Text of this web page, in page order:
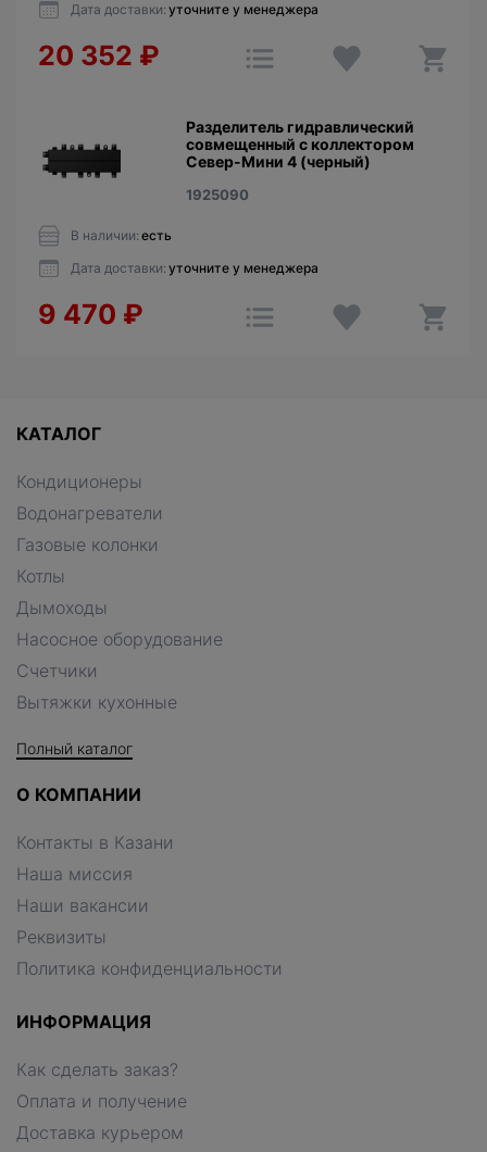
Дата доставки: уточните у менеджера
20 352 ₽
Разделитель гидравлический
совмещенный с коллектором
Север-Мини 4 (черный)
1925090
В наличии: есть
Дата доставки: уточните у менеджера
9 470 ₽
КАТАЛОГ
Кондиционеры
Водонагреватели
Газовые колонки
Котлы
Дымоходы
Насосное оборудование
Счетчики
Вытяжки кухонные
Полный каталог
О КОМПАНИИ
Контакты в Казани
Наша миссия
Наши вакансии
Реквизиты
Политика конфиденциальности
ИНФОРМАЦИЯ
Как сделать заказ?
Оплата и получение
Доставка курьером